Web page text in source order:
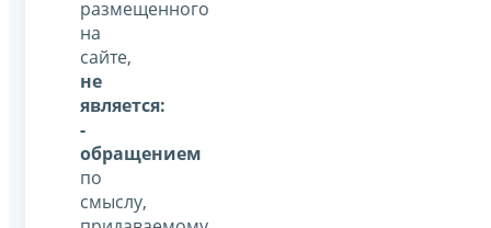
размещенного
на
сайте,
не
является:
-
обращением
по
смыслу,